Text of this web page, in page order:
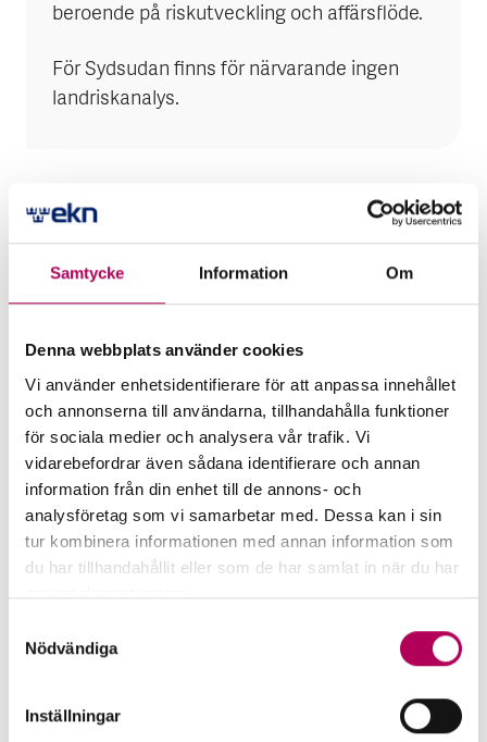
Samtycke Information Om
Denna webbplats använder cookies
Vi använder enhetsidentifierare för att anpassa innehållet
och annonserna till användarna, tillhandahålla funktioner
för sociala medier och analysera vår trafik. Vi
vidarebefordrar även sådana identifierare och annan
information från din enhet till de annons- och
analysföretag som vi samarbetar med. Dessa kan i sin
tur kombinera informationen med annan information som
du har tillhandahållit eller som de har samlat in när du har
använt deras tjänster.
personuppgifter.
Nödvändiga
Inställningar
beroende på riskutveckling och affärsflöde.
För Sydsudan finns för närvarande ingen
landriskanalys.
Mer för dig som vill exportera
till Sydsudan
Garantiguiden
Är du osäker på vilken garanti som passar
just din affär? Testa EKN:s garantiguide.